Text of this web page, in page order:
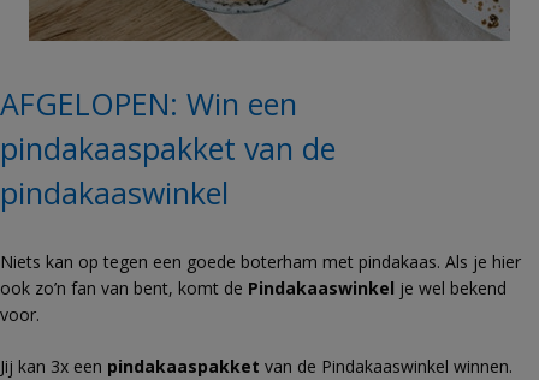
AFGELOPEN: Win een
pindakaaspakket van de
pindakaaswinkel
Niets kan op tegen een goede boterham met pindakaas. Als je hier
ook zo’n fan van bent, komt de Pindakaaswinkel je wel bekend
voor.
Jij kan 3x een pindakaaspakket van de Pindakaaswinkel winnen.